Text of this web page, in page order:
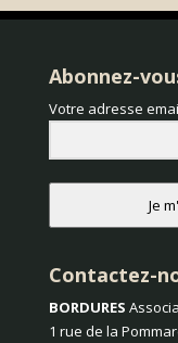
Abonnez-
Votre adresse
Je
Contactez-
BORDURES
1 rue de la